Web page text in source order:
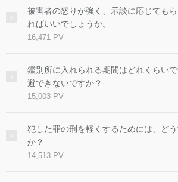
被害者の怒りが強く、示談に応じても
ればいいでしょうか。
16,471 PV
鑑別所に入れられる期間はどれくらい
避できないですか？
15,003 PV
犯した罪の刑を軽くするためには、ど
か？
14,513 PV